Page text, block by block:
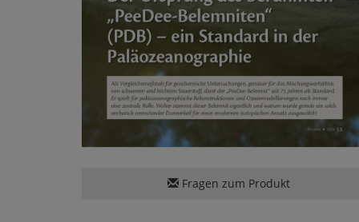
Fragen zum Produkt